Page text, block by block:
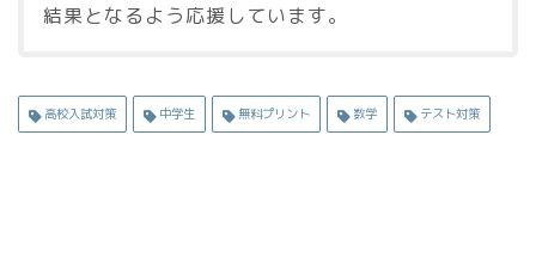
結果となるよう応援しています。
高校入試対策 中学生 無料プリント 数学 テスト対策